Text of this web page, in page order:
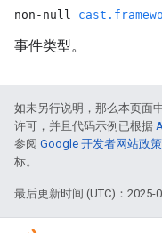
non-null
事件类型。
如未另行说明，那么本页面
许可，并且代码示例已根据
参阅 Google 开发者网站政策
标。
最后更新时间 (UTC)：2025-